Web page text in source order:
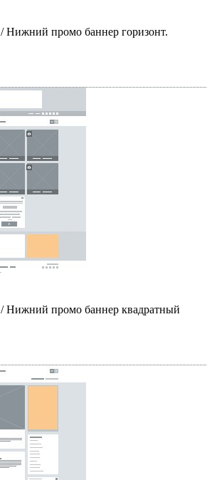
/ Нижний промо баннер горизонт.
/ Нижний промо баннер квадратный